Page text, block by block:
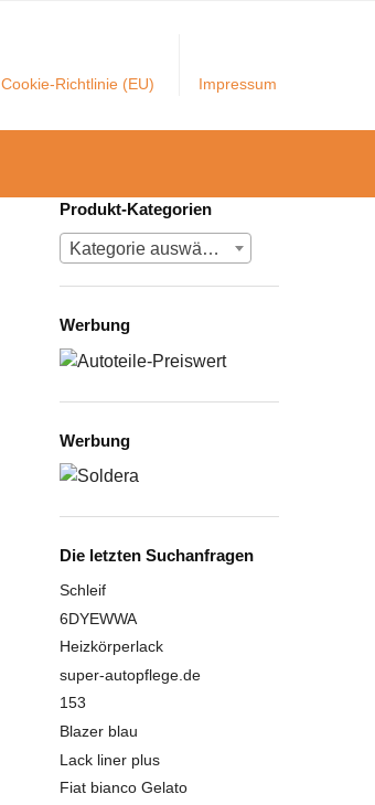
Cookie-Richtlinie (EU) Impressum
Produkt-Kategorien
Kategorie auswählen
Werbung
Werbung
Die letzten Suchanfragen
Schleif
6DYEWWA
Heizkörperlack
super-autopflege.de
153
Blazer blau
Lack liner plus
Fiat bianco Gelato